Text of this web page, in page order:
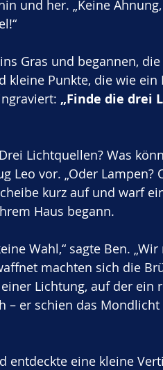
und her. „Keine
Gras und begannen,
kleine Punkte, die wie
„Finde die drei
Lichtquellen? Was
Leo vor. „Oder Lampen?
kurz auf und warf
Haus begann.
Wahl,“ sagte Ben.
machten sich die
Lichtung, auf der ein
– er schien das
entdeckte eine kleine